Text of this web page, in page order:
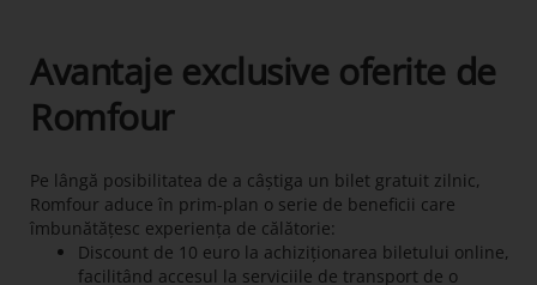
Avantaje exclusive oferite de
Romfour
Pe lângă posibilitatea de a câștiga un bilet gratuit zilnic,
Romfour aduce în prim-plan o serie de beneficii care
îmbunătățesc experiența de călătorie:
Discount de 10 euro la achiziționarea biletului online,
facilitând accesul la serviciile de transport de o